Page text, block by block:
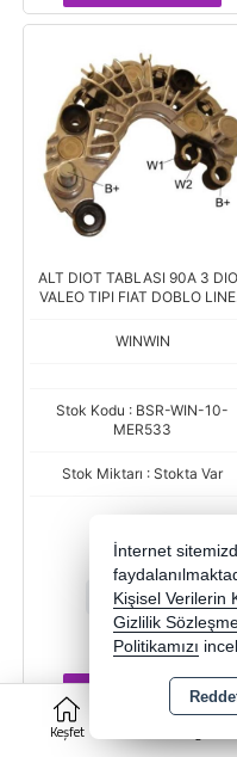
Keşfet
ALT DIOT TABLASI 90A 3
VALEO TIPI FIAT DOBLO
ASTRA G 1,3 CDTI
WINWIN
Stok Kodu : BSR-WIN-10-
MER533
Stok Miktarı : Stokta Var
Fiyat
612,59 TL
+
AD
İnternet
Kişisel Verilerin
Gizlilik
Politikamızı